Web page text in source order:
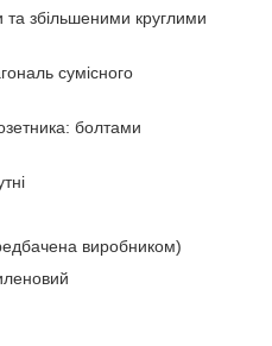
та збільшеними круглими
сумісного
болтами
виробником)